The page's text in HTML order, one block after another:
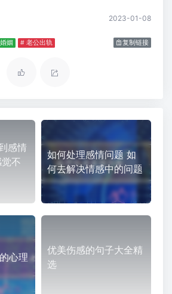
2023-01-08
姻 # 老公出轨 复制链接
感情
不
如何处理感情问题 如
何去解决情感中的问题
心理
优美伤感的句子大全精
选